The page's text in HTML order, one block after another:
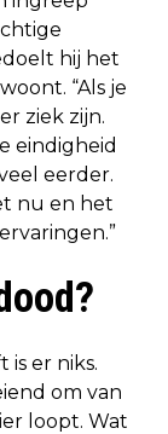
hij het
“Als je
ziek zijn.
eindigheid
eerder.
nu en het
is er niks.
om van
loopt. Wat